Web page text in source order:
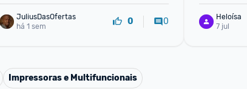
JuliusDasOfertas
há 1 sem
0 0
Heloísa
7 jul
Impressoras e Multifuncionais